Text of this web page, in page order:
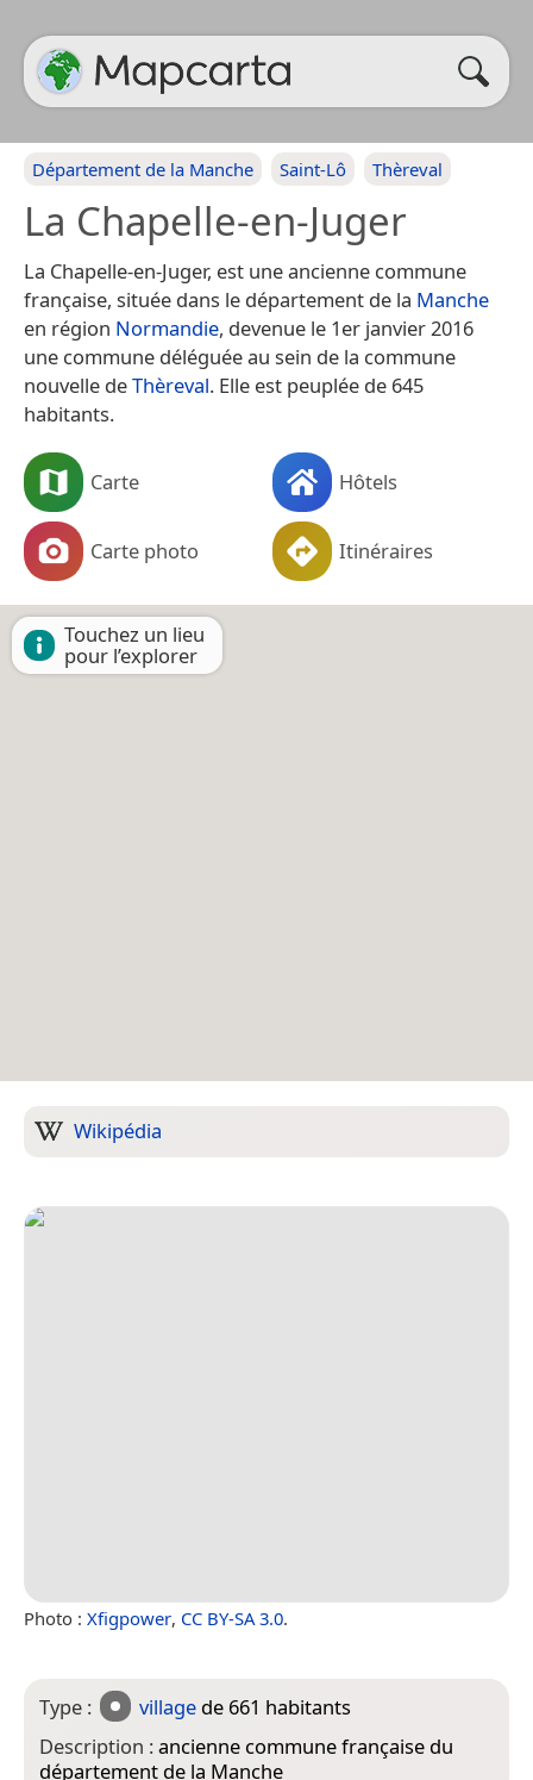
Département de la Manche Saint-Lô Thèreval
La Chapelle-en-Juger
La Chapelle-en-Juger, est une ancienne commune
française, située dans le département de la Manche
en région Normandie, devenue le 1er janvier 2016
une commune déléguée au sein de la commune
nouvelle deThèreval. Elle est peuplée de 645
habitants.
Carte Hôtels
Carte photo Itinéraires
Touchez un lieu
pour l’explorer
Wikipédia
Photo : Xfigpower, CC BY-SA 3.0.
Type : village de 661 habitants
Description :ancienne commune française du
département de la Manche